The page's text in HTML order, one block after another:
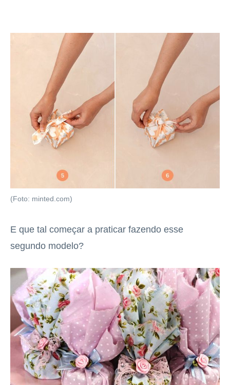
(Foto: minted.com)
E que tal começar a praticar fazendo esse
segundo modelo?